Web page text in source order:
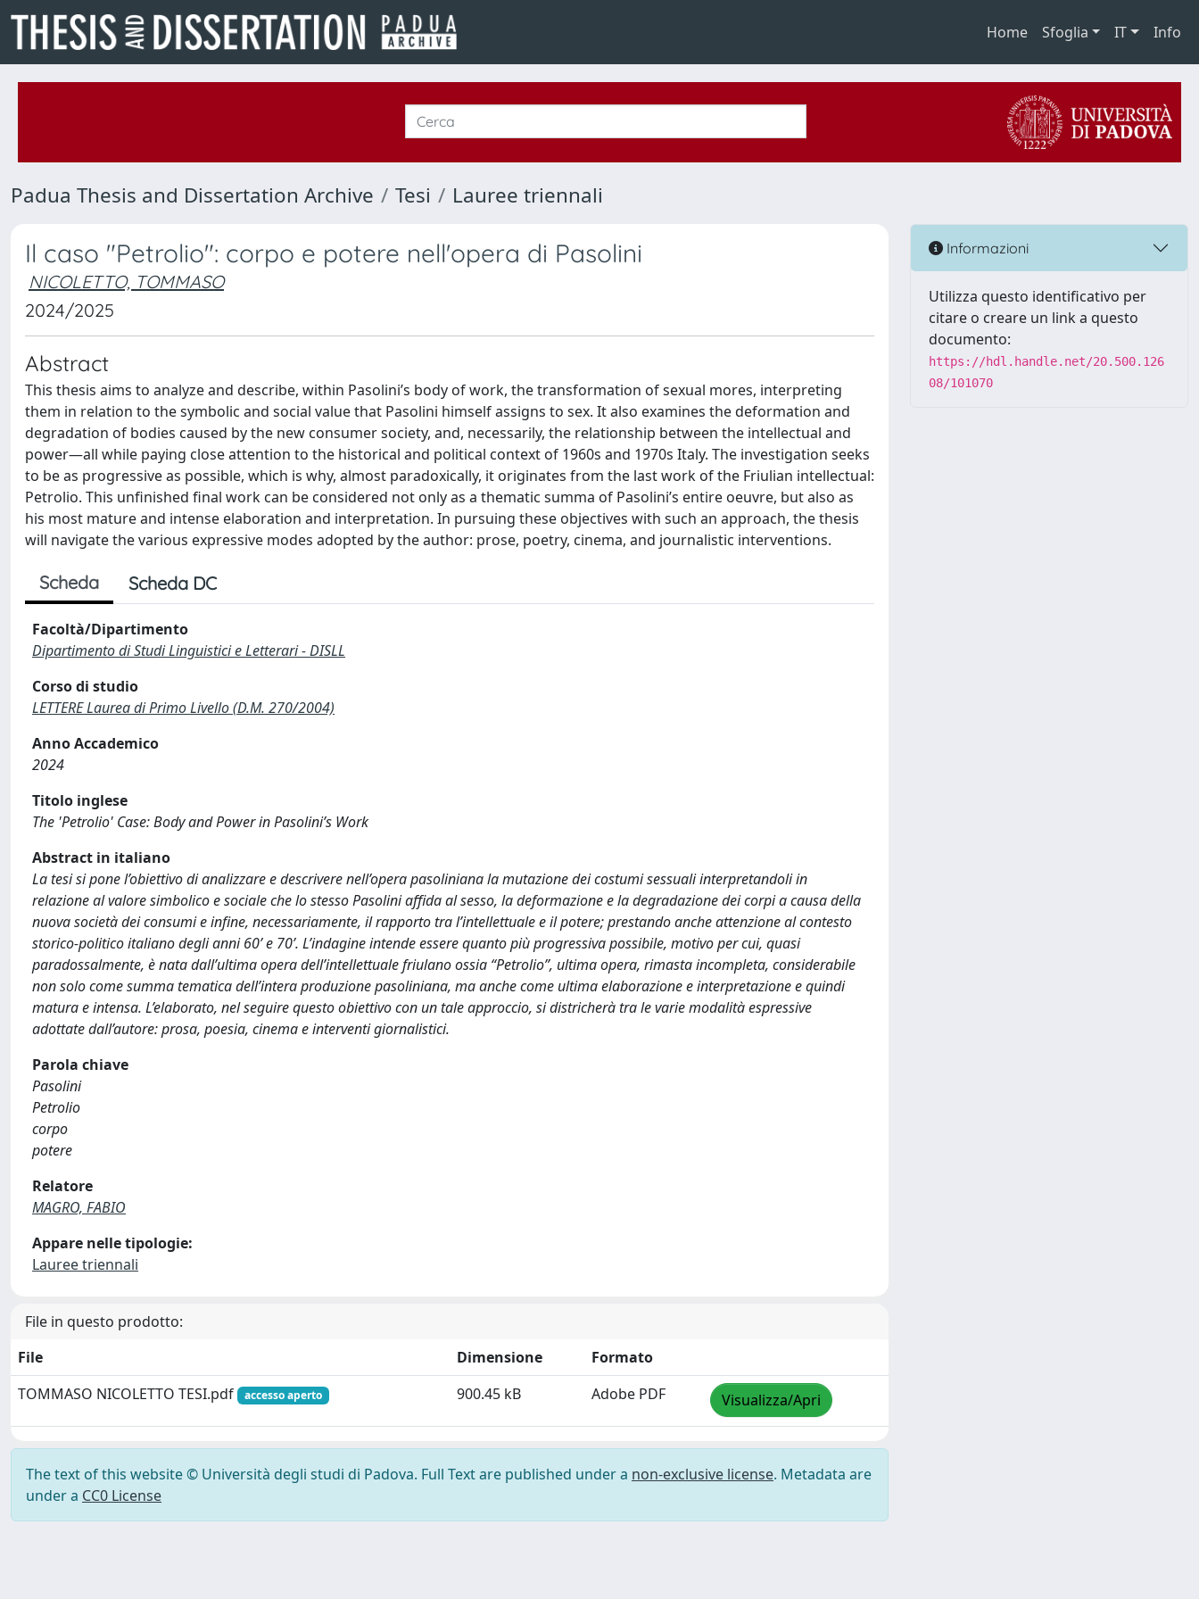
Home Sfoglia IT Info
Padua Thesis and Dissertation Archive Tesi Lauree triennali
Il caso "Petrolio": corpo e potere nell'opera di Pasolini
NICOLETTO, TOMMASO
2024/2025
Abstract
This thesis aims to analyze and describe, within Pasolini’s body of work, the transformation of sexual mores, interpreting
them in relation to the symbolic and social value that Pasolini himself assigns to sex. It also examines the deformation and
degradation of bodies caused by the new consumer society, and, necessarily, the relationship between the intellectual and
power—all while paying close attention to the historical and political context of 1960s and 1970s Italy. The investigation seeks
to be as progressive as possible, which is why, almost paradoxically, it originates from the last work of the Friulian intellectual:
Petrolio. This unfinished final work can be considered not only as a thematic summa of Pasolini’s entire oeuvre, but also as
his most mature and intense elaboration and interpretation. In pursuing these objectives with such an approach, the thesis
will navigate the various expressive modes adopted by the author: prose, poetry, cinema, and journalistic interventions.
Scheda Scheda DC
Facoltà/Dipartimento
Dipartimento di Studi Linguistici e Letterari - DISLL
Corso di studio
LETTERE Laurea di Primo Livello (D.M. 270/2004)
Anno Accademico
2024
Titolo inglese
The 'Petrolio' Case: Body and Power in Pasolini’s Work
Abstract in italiano
La tesi si pone l’obiettivo di analizzare e descrivere nell’opera pasoliniana la mutazione dei costumi sessuali interpretandoli in
relazione al valore simbolico e sociale che lo stesso Pasolini affida al sesso, la deformazione e la degradazione dei corpi a causa della
nuova società dei consumi e infine, necessariamente, il rapporto tra l’intellettuale e il potere; prestando anche attenzione al contesto
storico-politico italiano degli anni 60’ e 70’. L’indagine intende essere quanto più progressiva possibile, motivo per cui, quasi
paradossalmente, è nata dall’ultima opera dell’intellettuale friulano ossia “Petrolio”, ultima opera, rimasta incompleta, considerabile
non solo come summa tematica dell’intera produzione pasoliniana, ma anche come ultima elaborazione e interpretazione e quindi
matura e intensa. L’elaborato, nel seguire questo obiettivo con un tale approccio, si districherà tra le varie modalità espressive
adottate dall’autore: prosa, poesia, cinema e interventi giornalistici.
Parola chiave
Pasolini
Petrolio
corpo
potere
Relatore
MAGRO, FABIO
Appare nelle tipologie:
Lauree triennali
File in questo prodotto:
File
Dimensione
Formato
TOMMASO NICOLETTO TESI.pdf
accesso aperto 900.45 kB Adobe PDF Visualizza/Apri
The text of this website © Università degli studi di Padova. Full Text are published under a non-exclusive license. Metadata are
under a CC0 License
Informazioni
Utilizza questo identificativo per
citare o creare un link a questo
documento:
https://hdl.handle.net/20.500.126
08/101070